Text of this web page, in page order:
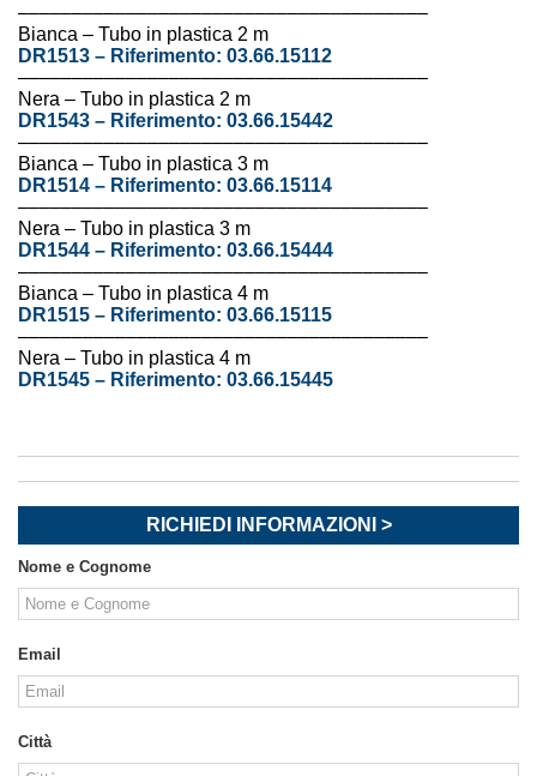
––––––––––––––––––––––––––––––––––––––
Bianca – Tubo in plastica 2 m
DR1513 – Riferimento: 03.66.15112
––––––––––––––––––––––––––––––––––––––
Nera – Tubo in plastica 2 m
DR1543 – Riferimento: 03.66.15442
––––––––––––––––––––––––––––––––––––––
Bianca – Tubo in plastica 3 m
DR1514 – Riferimento: 03.66.15114
––––––––––––––––––––––––––––––––––––––
Nera – Tubo in plastica 3 m
DR1544 – Riferimento: 03.66.15444
––––––––––––––––––––––––––––––––––––––
Bianca – Tubo in plastica 4 m
DR1515 – Riferimento: 03.66.15115
––––––––––––––––––––––––––––––––––––––
Nera – Tubo in plastica 4 m
DR1545 – Riferimento: 03.66.15445
RICHIEDI INFORMAZIONI >
Nome e Cognome
Email
Città